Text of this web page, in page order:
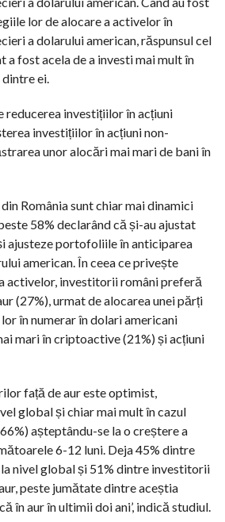
lor de alocare a activelor în
a dolarului american, răspunsul cel
a fost acela de a investi mai mult în
ei.
reducerea investițiilor în acțiuni
investițiilor în acțiuni non-
unor alocări mai mari de bani în
România sunt chiar mai dinamici
58% declarând că și-au ajustat
ajusteze portofoliile în anticiparea
american. În ceea ce privește
activelor, investitorii români preferă
(27%), urmat de alocarea unei părți
în numerar în dolari americani
mari în criptoactive (21%) și acțiuni
față de aur este optimist,
global și chiar mai mult în cazul
așteptându-se la o creștere a
6-12 luni. Deja 45% dintre
nivel global și 51% dintre investitorii
peste jumătate dintre aceștia
în aur în ultimii doi ani’, indică studiul.